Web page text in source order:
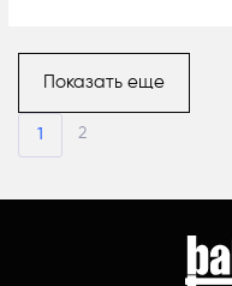
Показать еще
1 2